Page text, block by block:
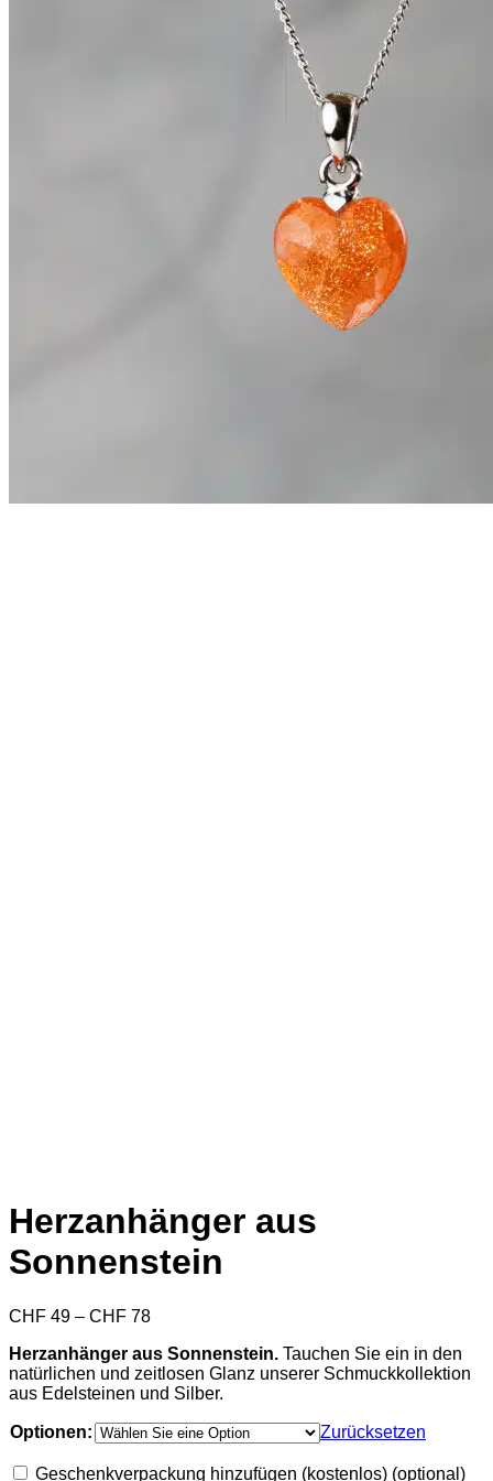
Herzanhänger aus
Sonnenstein
CHF 49 – CHF 78Preisspanne:
bis
CHF 78
Herzanhänger aus Sonnenstein. Tauchen Sie ein in den
natürlichen und zeitlosen Glanz unserer Schmuckkollektion
aus Edelsteinen und Silber.
Optionen: Zurücksetzen
Geschenkverpackung hinzufügen (kostenlos) (optional)